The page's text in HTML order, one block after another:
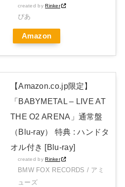
FORTH DELUXE JAPAN EDITION
created byRinker
ぴあ
Amazon
【Amazon.co.jp限定】
「BABYMETAL – LIVE AT
THE O2 ARENA」通常盤
（Blu-ray） 特典 : ハンドタ
オル付き [Blu-ray]
created byRinker
BMW FOX RECORDS / アミ
ューズ